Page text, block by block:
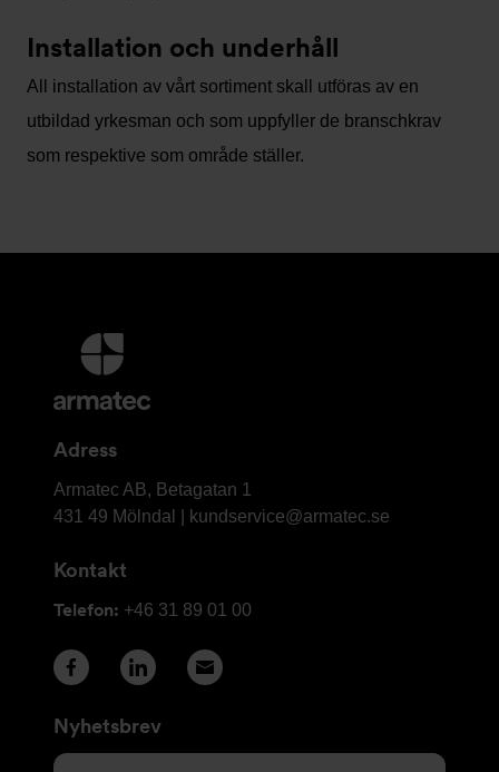
Installation och underhåll
All installation av vårt sortiment skall utföras av en
utbildad yrkesman och som uppfyller de branschkrav
som respektive som område ställer.
Ytterligare
information
och
Adress
Armatec
AB
Armatec AB, Betagatan 1
431 49 Mölndal |
kundservice@armatec.se
Kontakt
Telefon: +46 31 89 01 00
Nyhetsbrev
E-